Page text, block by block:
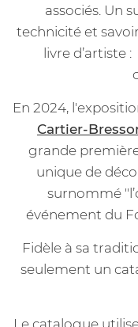
associés. Un
technicité et
livre d’artiste
En 2024,
Cartier-
grande
unique de
surnommé
événement du
Fidèle à sa
seulement un
Le catalogue